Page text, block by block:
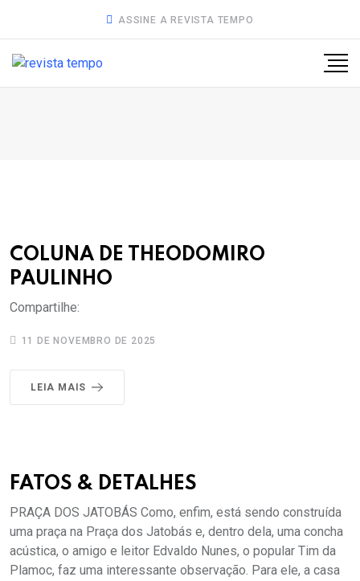
ASSINE A REVISTA TEMPO
COLUNA DE THEODOMIRO
PAULINHO
Compartilhe:
11 DE NOVEMBRO DE 2025
LEIA MAIS
FATOS & DETALHES
PRAÇA DOS JATOBÁS Como, enfim, está sendo construída
uma praça na Praça dos Jatobás e, dentro dela, uma concha
acústica, o amigo e leitor Edvaldo Nunes, o popular Tim da
Plamoc, faz uma interessante observação. Para ele, a casa